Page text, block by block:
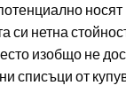
си нетна
изобщо не
списъци от